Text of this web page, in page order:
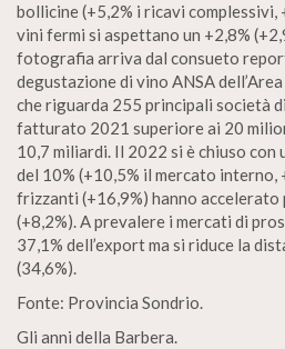
bollicine (+5,2% i ricavi complessivi,
vini fermi si aspettano un +2,8%
fotografia arriva dal consueto
degustazione di vino ANSA
che riguarda 255 principali società
fatturato 2021 superiore ai 20
10,7 miliardi. Il 2022 si è chiuso
del 10% (+10,5% il mercato interno,
frizzanti (+16,9%) hanno accelerato
(+8,2%). A prevalere i mercati di
37,1% dell’export ma si riduce la
(34,6%).
Fonte: Provincia Sondrio.
Gli anni della Barbera.